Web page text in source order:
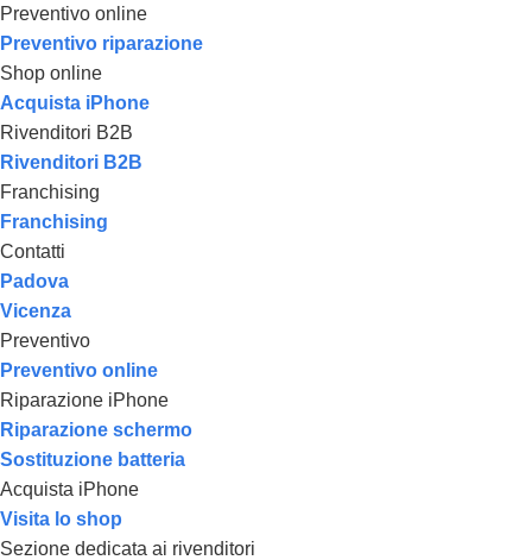
Preventivo online
Preventivo riparazione
Shop online
Acquista iPhone
Rivenditori B2B
Rivenditori B2B
Franchising
Franchising
Contatti
Padova
Vicenza
Preventivo
Preventivo online
Riparazione iPhone
Riparazione schermo
Sostituzione batteria
Acquista iPhone
Visita lo shop
Sezione dedicata ai rivenditori